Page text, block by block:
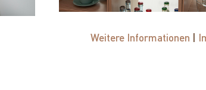
Weitere Informationen |